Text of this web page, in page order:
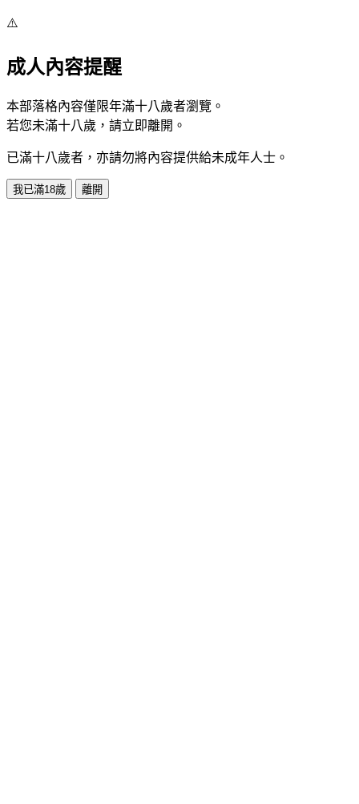
⚠️
成人內容提醒
本部落格內容僅限年滿十八歲者瀏覽。
若您未滿十八歲，請立即離開。
已滿十八歲者，亦請勿將內容提供給未成年人士。
我已滿18歲 離開